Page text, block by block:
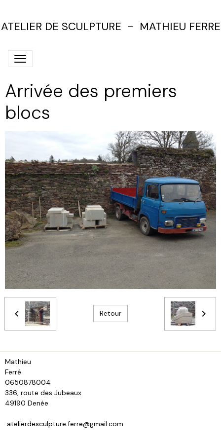
ATELIER DE SCULPTURE - MATHIEU FERRE
Arrivée des premiers
blocs
Retour
Mathieu
0650878004
336, route des Jubeaux
49190 Denée
atelierdesculpture.ferre@gmail.com